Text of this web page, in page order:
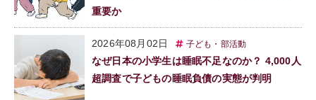
重要か
2026年08月02日 子ども・部活動
なぜ日本の小学生は睡眠不足なのか？ 4,000人
超調査で子どもの睡眠負債の実態が判明